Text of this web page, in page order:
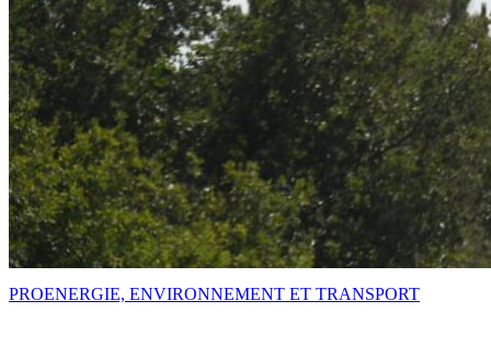
PROENERGIE, ENVIRONNEMENT ET TRANSPORT